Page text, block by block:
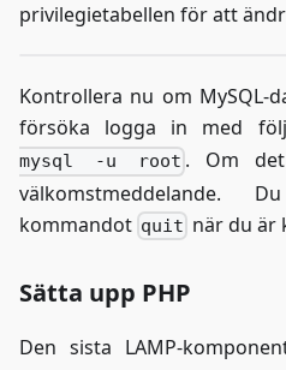
privilegietabellen för att
Kontrollera nu om MySQL-
försöka logga in med
mysql -u root . Om
kommandot quit när du är
Sätta upp PHP
Den sista LAMP-